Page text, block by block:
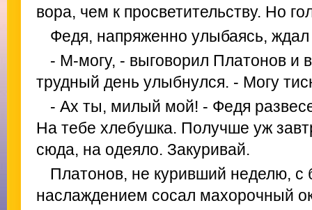
вора, чем к просветительству. Но
Федя, напряженно улыбаясь, ждал
- М-могу, - выговорил Платонов и
трудный день улыбнулся. - Могу
- Ах ты, милый мой! - Федя
На тебе хлебушка. Получше уж
сюда, на одеяло. Закуривай.
Платонов, не куривший неделю, с
наслаждением сосал махорочный